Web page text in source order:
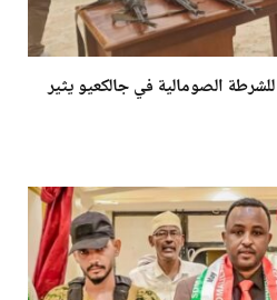
الصومالية في جالكعيو يثير